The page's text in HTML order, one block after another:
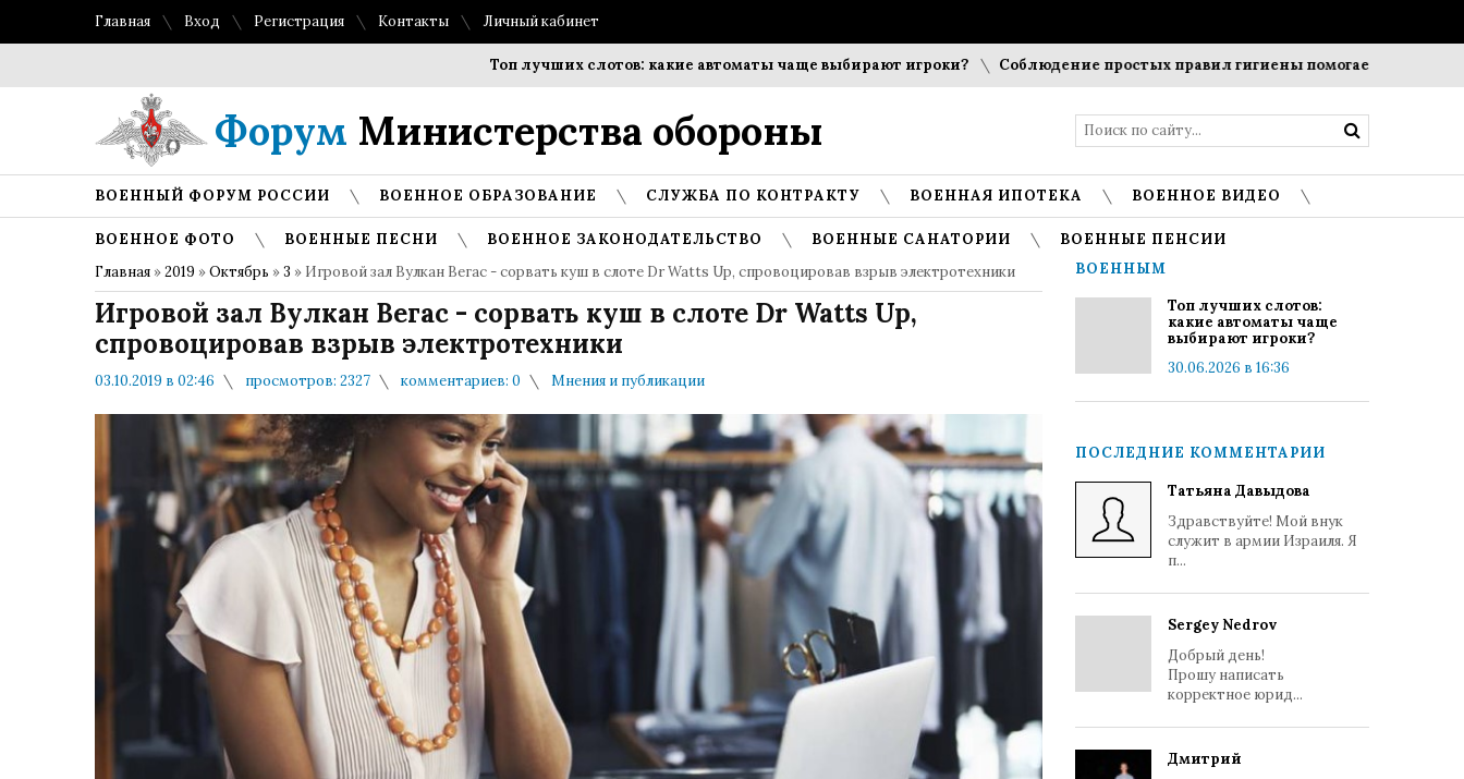
Главная Вход Регистрация Контакты Личный кабинет
Топ лучших слотов: какие автоматы чаще выбирают игроки? Соблюдение простых правил гигиены помогает сохранить
Форум Министерства обороны
ВОЕННЫЙ ФОРУМ РОССИИ ВОЕННОЕ ОБРАЗОВАНИЕ СЛУЖБА ПО КОНТРАКТУ ВОЕННАЯ ИПОТЕКА ВОЕННОЕ ВИДЕО
ВОЕННОЕ ФОТО ВОЕННЫЕ ПЕСНИ ВОЕННОЕ ЗАКОНОДАТЕЛЬСТВО ВОЕННЫЕ САНАТОРИИ
ВОЕННЫЕ ПЕНСИИ
Главная »2019 »Октябрь »3 » Игровой зал Вулкан Вегас - сорвать куш в слоте Dr Watts Up, спровоцировав взрыв электротехники
Игровой зал Вулкан Вегас - сорвать куш в слоте Dr Watts Up,
спровоцировав взрыв электротехники
03.10.2019 в 02:46 просмотров: 2327 комментариев: 0 Мнения и публикации
ВОЕННЫМ
Топ лучших слотов:
какие автоматы чаще
выбирают игроки?
30.06.2026 в 16:36
ПОСЛЕДНИЕ КОММЕНТАРИИ
Татьяна Давыдова
Здравствуйте! Мой внук
служит в армии Израиля. Я
п...
Sergey Nedrov
Добрый день!
Прошу написать
корректное юрид...
Дмитрий